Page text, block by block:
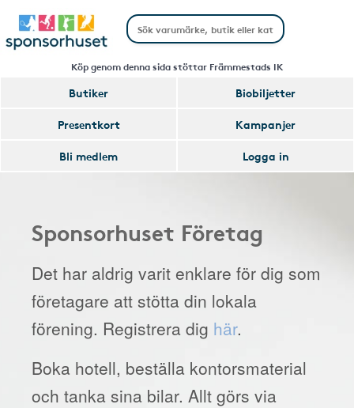
Köp genom denna sida stöttar Främmestads IK
Butiker
Biobiljetter
Presentkort
Kampanjer
Bli medlem
Logga in
Sponsorhuset Företag
Det har aldrig varit enklare för dig som
företagare att stötta din lokala
förening. Registrera dig här.
Boka hotell, beställa kontorsmaterial
och tanka sina bilar. Allt görs via